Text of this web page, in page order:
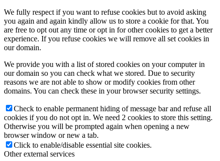
We fully respect if you want to refuse cookies but to avoid asking
you again and again kindly allow us to store a cookie for that. You
are free to opt out any time or opt in for other cookies to get a better
experience. If you refuse cookies we will remove all set cookies in
our domain.
We provide you with a list of stored cookies on your computer in
our domain so you can check what we stored. Due to security
reasons we are not able to show or modify cookies from other
domains. You can check these in your browser security settings.
Check to enable permanent hiding of message bar and refuse all
cookies if you do not opt in. We need 2 cookies to store this setting.
Otherwise you will be prompted again when opening a new
browser window or new a tab.
Click to enable/disable essential site cookies.
Other external services